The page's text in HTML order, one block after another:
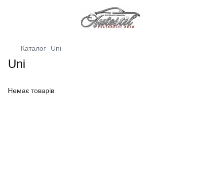
Каталог Uni
Uni
Немає товарів